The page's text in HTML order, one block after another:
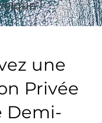
!
une
Privée
Demi-